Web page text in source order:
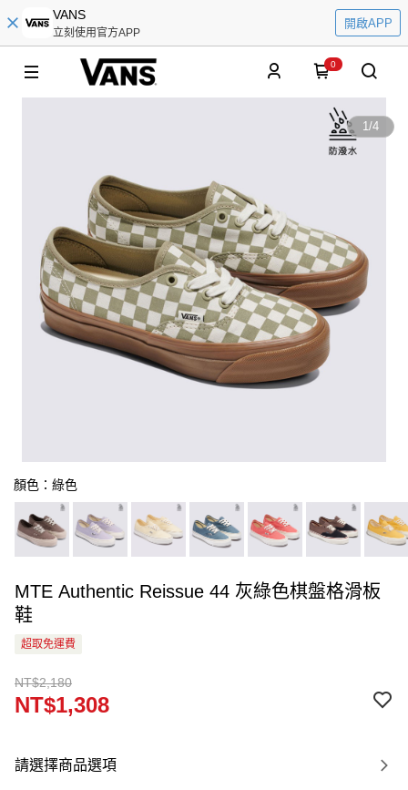
VANS
立刻使用官方APP
開啟APP
0
1/4
顏色：綠色
MTE Authentic Reissue 44 灰綠色棋盤格滑板
鞋
超取免運費
NT$2,180
NT$1,308
請選擇商品選項